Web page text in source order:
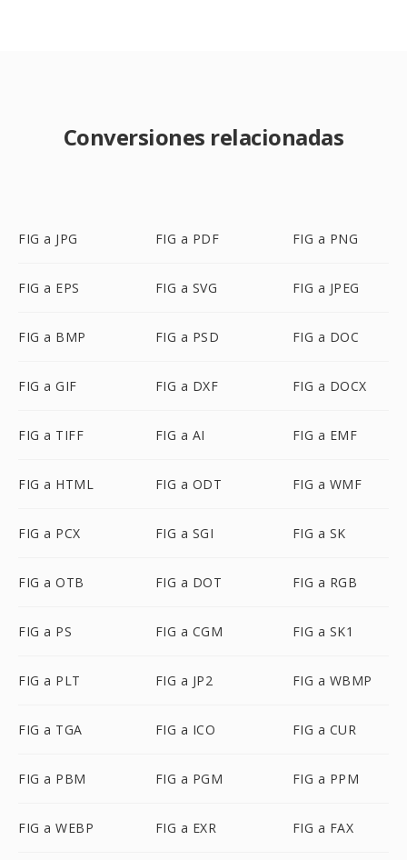
Conversiones relacionadas
FIG a JPG FIG a PDF FIG a PNG
FIG a EPS FIG a SVG FIG a JPEG
FIG a BMP FIG a PSD FIG a DOC
FIG a GIF FIG a DXF FIG a DOCX
FIG a TIFF FIG a AI FIG a EMF
FIG a HTML FIG a ODT FIG a WMF
FIG a PCX FIG a SGI FIG a SK
FIG a OTB FIG a DOT FIG a RGB
FIG a PS FIG a CGM FIG a SK1
FIG a PLT FIG a JP2 FIG a WBMP
FIG a TGA FIG a ICO FIG a CUR
FIG a PBM FIG a PGM FIG a PPM
FIG a WEBP FIG a EXR FIG a FAX